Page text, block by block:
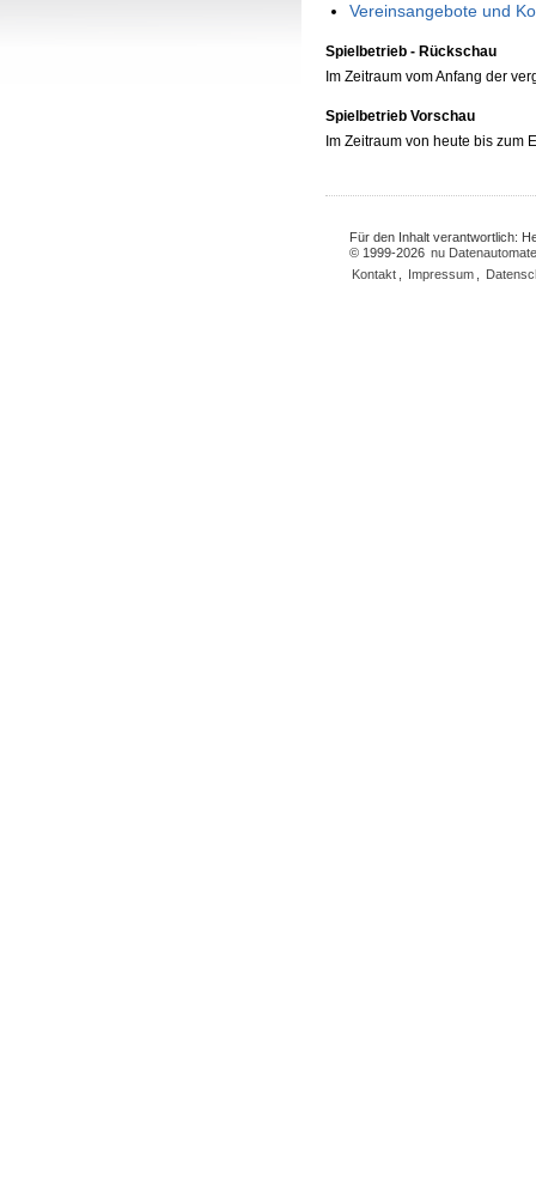
Vereinsangebote und
Spielbetrieb - Rückschau
Im Zeitraum vom Anfang der
Spielbetrieb Vorschau
Im Zeitraum von heute bis zum
Für den Inhalt verantwortlich:
© 1999-2026 nu
Kontakt
Impressum